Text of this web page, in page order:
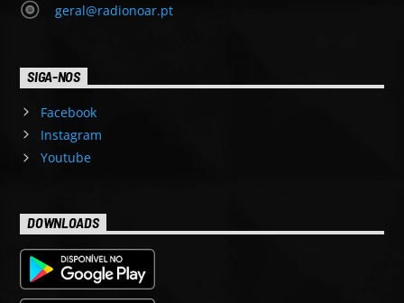
geral@radionoar.pt
SIGA-NOS
Facebook
Instagram
Youtube
DOWNLOADS